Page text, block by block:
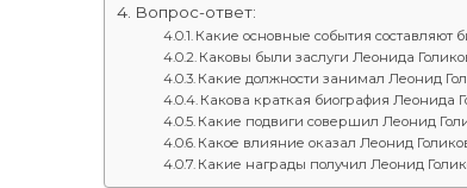
Вопрос-ответ:
Какие основные события составляют
Каковы были заслуги Леонида
Какие должности занимал Леонид
Какова краткая биография Леонида
Какие подвиги совершил Леонид
Какое влияние оказал Леонид
Какие награды получил Леонид